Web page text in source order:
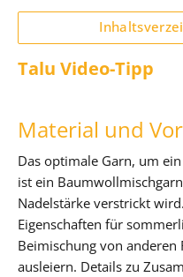
Talu Video-Tipp
Material und
Das optimale Garn, um
ist ein
Nadelstärke verstrickt
Eigenschaften für
Beimischung von anderen
ausleiern. Details zu